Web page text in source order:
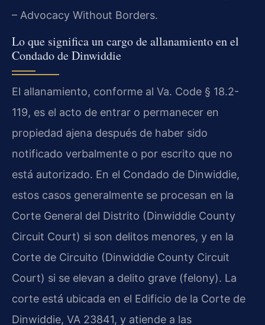
– Advocacy Without Borders.
Lo que significa un cargo de allanamiento en el
Condado de Dinwiddie
El allanamiento, conforme al Va. Code § 18.2-
119, es el acto de entrar o permanecer en
propiedad ajena después de haber sido
notificado verbalmente o por escrito que no
está autorizado. En el Condado de Dinwiddie,
estos casos generalmente se procesan en la
Corte General del Distrito (Dinwiddie County
Circuit Court) si son delitos menores, y en la
Corte de Circuito (Dinwiddie County Circuit
Court) si se elevan a delito grave (felony). La
corte está ubicada en el Edificio de la Corte de
Dinwiddie, VA 23841, y atiende a las